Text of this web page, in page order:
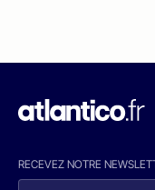
RECEVEZ NOTRE